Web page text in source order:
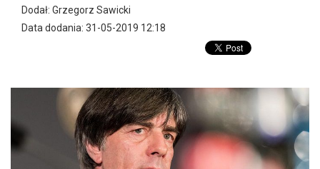
Dodał: Grzegorz Sawicki
Data dodania: 31-05-2019 12:18